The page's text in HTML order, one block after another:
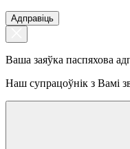
Адправіць
Ваша заяўка паспяхова
Наш супрацоўнік з Вамі